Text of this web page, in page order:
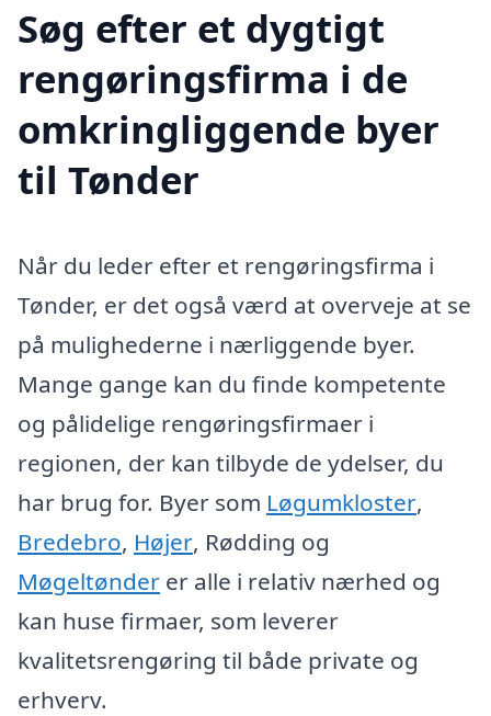
Søg efter et dygtigt
rengøringsfirma i de
omkringliggende byer
til Tønder
Når du leder efter et rengøringsfirma i
Tønder, er det også værd at overveje at se
på mulighederne i nærliggende byer.
Mange gange kan du finde kompetente
og pålidelige rengøringsfirmaer i
regionen, der kan tilbyde de ydelser, du
har brug for. Byer som Løgumkloster,
Bredebro, Højer, Rødding og
Møgeltønder er alle i relativ nærhed og
kan huse firmaer, som leverer
kvalitetsrengøring til både private og
erhverv.